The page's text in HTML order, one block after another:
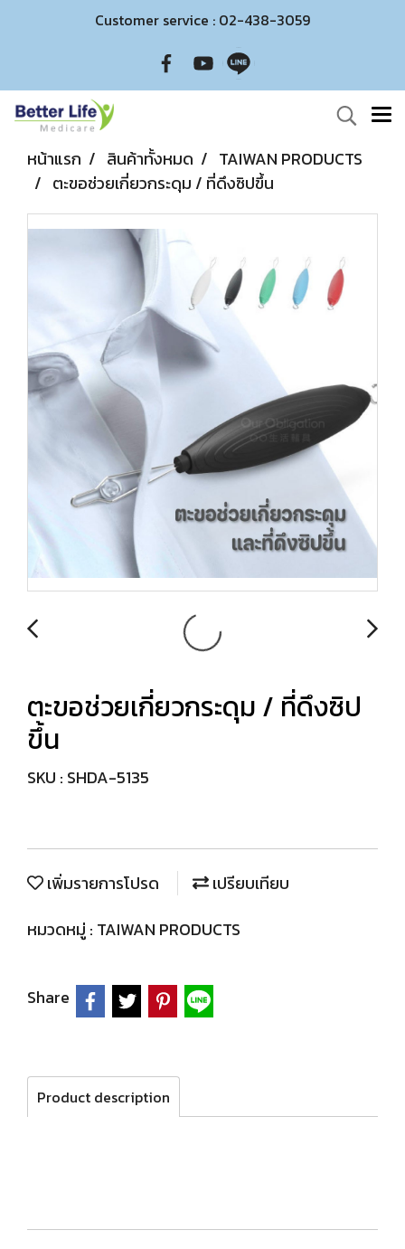
Customer service : 02-438-3059
หน้าแรก สินค้าทั้งหมด
TAIWAN PRODUCTS
ตะขอช่วยเกี่ยวกระดุม / ที่ดึงซิปขึ้น
ตะขอช่วยเกี่ยวกระดุม / ที่ดึงซิป
ขึ้น
SKU : SHDA-5135
เพิ่มรายการโปรด
เปรียบเทียบ
หมวดหมู่ : TAIWAN PRODUCTS
Share
Product description